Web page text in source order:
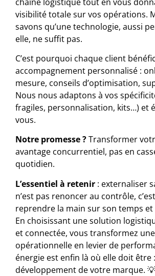
visibilité totale sur vos opérations.
savons qu’une technologie, aussi
elle, ne suffit pas.
C’est pourquoi chaque client
accompagnement personnalisé :
mesure, conseils d’optimisation,
Nous nous adaptons à vos
fragiles, personnalisation, kits…) et
vous.
Notre promesse ?Transformer
avantage concurrentiel, pas en
quotidien.
L’essentiel à retenir : externaliser
n’est pas renoncer au contrôle,
reprendre la main sur son temps et
En choisissant une solution
et connectée, vous transformez
opérationnelle en levier de
énergie est enfin là où elle doit être
développement de votre marque. 💡